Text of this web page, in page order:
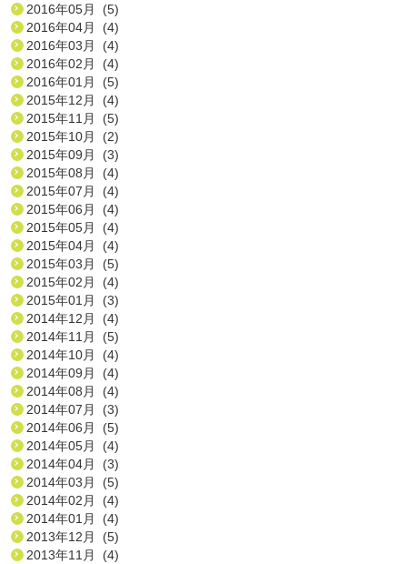
2016年05月 (5)
2016年04月 (4)
2016年03月 (4)
2016年02月 (4)
2016年01月 (5)
2015年12月 (4)
2015年11月 (5)
2015年10月 (2)
2015年09月 (3)
2015年08月 (4)
2015年07月 (4)
2015年06月 (4)
2015年05月 (4)
2015年04月 (4)
2015年03月 (5)
2015年02月 (4)
2015年01月 (3)
2014年12月 (4)
2014年11月 (5)
2014年10月 (4)
2014年09月 (4)
2014年08月 (4)
2014年07月 (3)
2014年06月 (5)
2014年05月 (4)
2014年04月 (3)
2014年03月 (5)
2014年02月 (4)
2014年01月 (4)
2013年12月 (5)
2013年11月 (4)